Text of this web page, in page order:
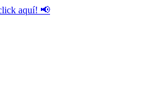
aquí! 📢